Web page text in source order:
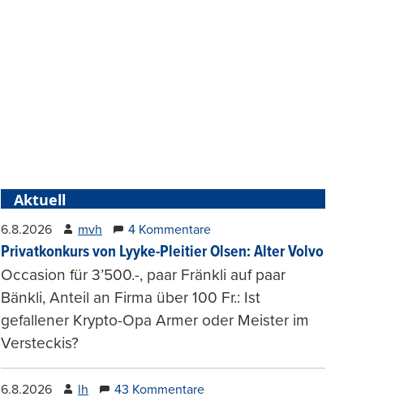
Aktuell
6.8.2026 mvh 4 Kommentare
Privatkonkurs von Lyyke-Pleitier Olsen: Alter Volvo
Occasion für 3’500.-, paar Fränkli auf paar
Bänkli, Anteil an Firma über 100 Fr.: Ist
gefallener Krypto-Opa Armer oder Meister im
Versteckis?
6.8.2026 lh 43 Kommentare